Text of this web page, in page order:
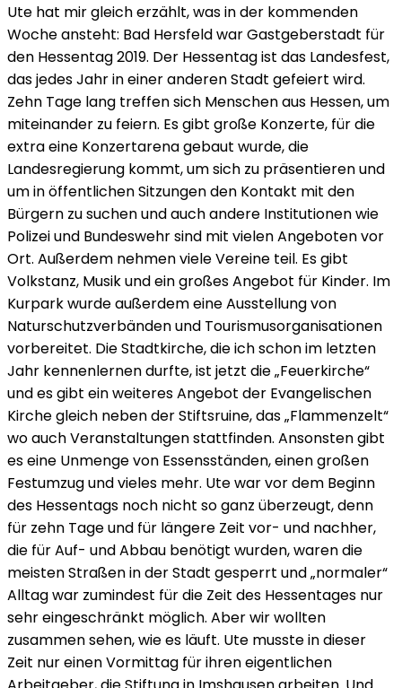
Ute hat mir gleich erzählt, was in der kommenden
Woche ansteht: Bad Hersfeld war Gastgeberstadt für
den Hessentag 2019. Der Hessentag ist das Landesfest,
das jedes Jahr in einer anderen Stadt gefeiert wird.
Zehn Tage lang treffen sich Menschen aus Hessen, um
miteinander zu feiern. Es gibt große Konzerte, für die
extra eine Konzertarena gebaut wurde, die
Landesregierung kommt, um sich zu präsentieren und
um in öffentlichen Sitzungen den Kontakt mit den
Bürgern zu suchen und auch andere Institutionen wie
Polizei und Bundeswehr sind mit vielen Angeboten vor
Ort. Außerdem nehmen viele Vereine teil. Es gibt
Volkstanz, Musik und ein großes Angebot für Kinder. Im
Kurpark wurde außerdem eine Ausstellung von
Naturschutzverbänden und Tourismusorganisationen
vorbereitet. Die Stadtkirche, die ich schon im letzten
Jahr kennenlernen durfte, ist jetzt die „Feuerkirche“
und es gibt ein weiteres Angebot der Evangelischen
Kirche gleich neben der Stiftsruine, das „Flammenzelt“
wo auch Veranstaltungen stattfinden. Ansonsten gibt
es eine Unmenge von Essensständen, einen großen
Festumzug und vieles mehr. Ute war vor dem Beginn
des Hessentags noch nicht so ganz überzeugt, denn
für zehn Tage und für längere Zeit vor- und nachher,
die für Auf- und Abbau benötigt wurden, waren die
meisten Straßen in der Stadt gesperrt und „normaler“
Alltag war zumindest für die Zeit des Hessentages nur
sehr eingeschränkt möglich. Aber wir wollten
zusammen sehen, wie es läuft. Ute musste in dieser
Zeit nur einen Vormittag für ihren eigentlichen